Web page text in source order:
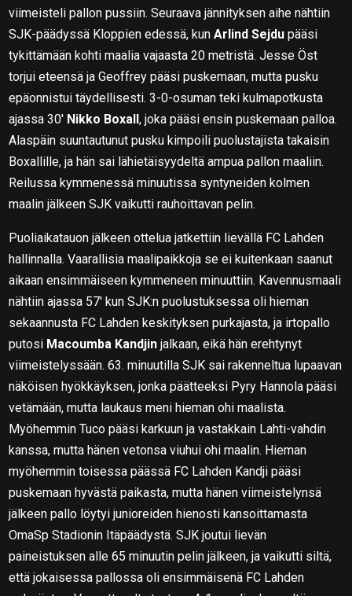
viimeisteli pallon pussiin. Seuraava jännityksen aihe nähtiin
SJK-päädyssä Kloppien edessä, kunArlind Sejdu pääsi
tykittämään kohti maalia vajaasta 20 metristä. Jesse Öst
torjui eteensä ja Geoffrey pääsi puskemaan, mutta pusku
epäonnistui täydellisesti. 3-0-osuman teki kulmapotkusta
ajassa 30′ Nikko Boxall, joka pääsi ensin puskemaan palloa.
Alaspäin suuntautunut pusku kimpoili puolustajista takaisin
Boxallille, ja hän sai lähietäisyydeltä ampua pallon maaliin.
Reilussa kymmenessä minuutissa syntyneiden kolmen
maalin jälkeen SJK vaikutti rauhoittavan pelin.
Puoliaikatauon jälkeen ottelua jatkettiin lievällä FC Lahden
hallinnalla. Vaarallisia maalipaikkoja se ei kuitenkaan saanut
aikaan ensimmäiseen kymmeneen minuuttiin. Kavennusmaali
nähtiin ajassa 57′ kun SJK:n puolustuksessa oli hieman
sekaannusta FC Lahden keskityksen purkajasta, ja irtopallo
putosi Macoumba Kandjin jalkaan, eikä hän erehtynyt
viimeistelyssään. 63. minuutilla SJK sai rakenneltua lupaavan
näköisen hyökkäyksen, jonka päätteeksi Pyry Hannola pääsi
vetämään, mutta laukaus meni hieman ohi maalista.
Myöhemmin Tuco pääsi karkuun ja vastakkain Lahti-vahdin
kanssa, mutta hänen vetonsa viuhui ohi maalin. Hieman
myöhemmin toisessa päässä FC Lahden Kandji pääsi
puskemaan hyvästä paikasta, mutta hänen viimeistelynsä
jälkeen pallo löytyi junioreiden hienosti kansoittamasta
OmaSp Stadionin Itäpäädystä. SJK joutui lievän
paineistuksen alle 65 minuutin pelin jälkeen, ja vaikutti siltä,
että jokaisessa pallossa oli ensimmäisenä FC Lahden